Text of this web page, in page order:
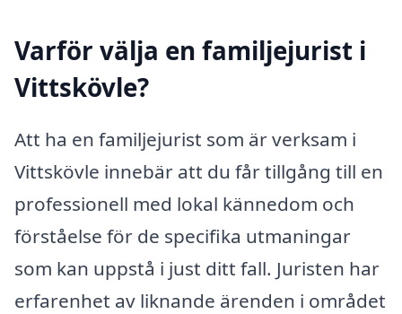
Varför välja en familjejurist i
Vittskövle?
Att ha en familjejurist som är verksam i
Vittskövle innebär att du får tillgång till en
professionell med lokal kännedom och
förståelse för de specifika utmaningar
som kan uppstå i just ditt fall. Juristen har
erfarenhet av liknande ärenden i området